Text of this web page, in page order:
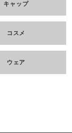
キャップ
コスメ
ウェア